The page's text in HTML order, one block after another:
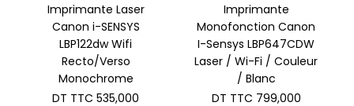
Imprimante Laser
Canon i-SENSYS
LBP122dw Wifi
Recto/Verso
Monochrome
DT TTC 535,000
Imprimante
Monofonction Canon
I-Sensys LBP647CDW
Laser / Wi-Fi / Couleur
/ Blanc
DT TTC 799,000